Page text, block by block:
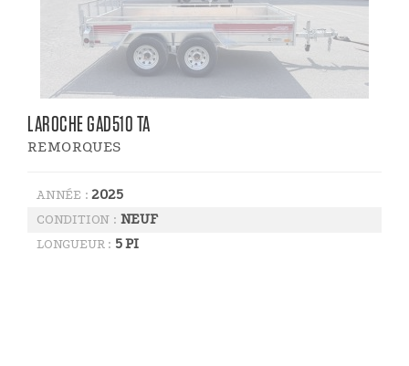
LAROCHE GAD510 TA
REMORQUES
ANNÉE :2025
CONDITION : NEUF
LONGUEUR : 5 PI